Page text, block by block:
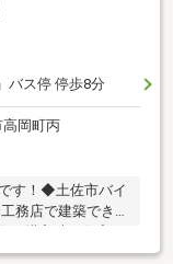
バス停 停歩8分
岡町丙
務店で建築できま
お好きなタイミン